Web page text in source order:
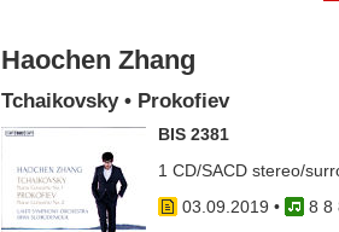
Haochen Zhang
Tchaikovsky • Prokofiev
BIS 2381
1 CD/SACD stereo/
03.09.2019 •
8 8